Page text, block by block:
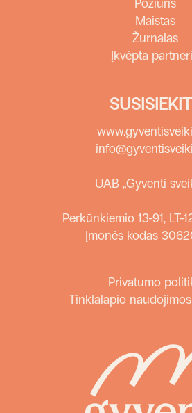
Požiūris
Maistas
Žurnalas
Įkvėpta
UAB „Gyventi
Perkūnkiemio 13-91, LT-
Įmonės kodas
Privatumo
Tinklalapio